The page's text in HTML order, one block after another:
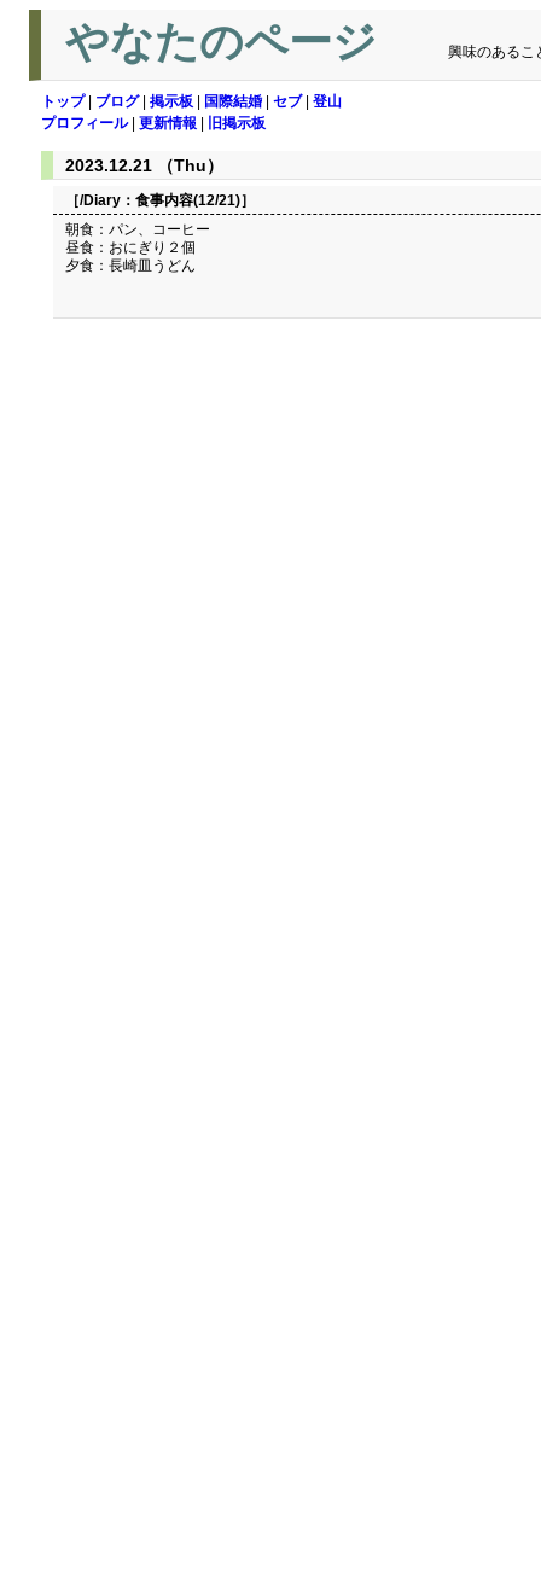
やなたのページ 興味のあるこ
トップ| ブログ| 掲示板 国際結婚 セブ| 登山
プロフィール| 更新情報 旧掲示板
2023.12.21 （Thu）
［/Diary： 食事内容(12/21)］
朝食：パン、コーヒー
昼食：おにぎり２個
夕食：長崎皿うどん